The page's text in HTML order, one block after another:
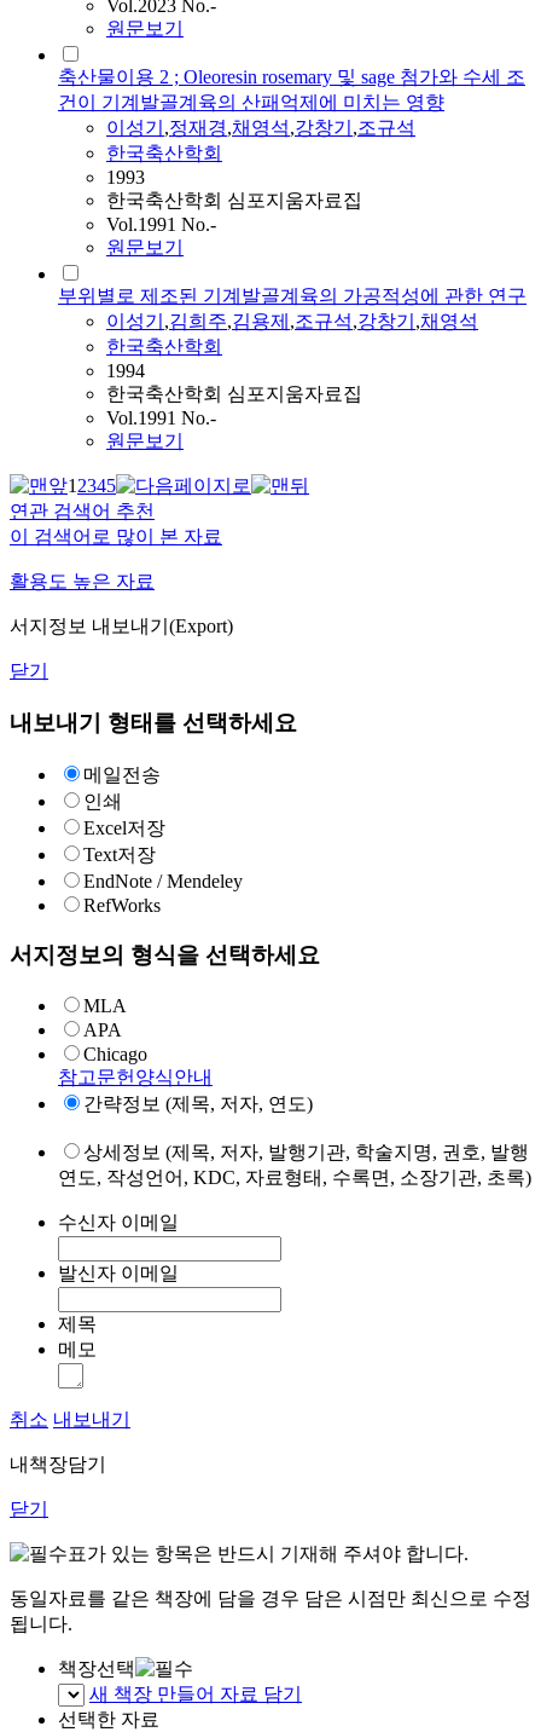
Vol.2023 No.-
원문보기
축산물이용 2 ; Oleoresin rosemary 및 sage 첨가와 수세 조
건이 기계발골계육의 산패억제에 미치는 영향
이성기 ,정재경,채영석,강창기 ,조규석
한국축산학회
1993
한국축산학회 심포지움자료집
Vol.1991 No.-
원문보기
부위별로 제조된 기계발골계육의 가공적성에 관한 연구
이성기 ,김희주,김용제 ,조규석,강창기 ,채영석
한국축산학회
1994
한국축산학회 심포지움자료집
Vol.1991 No.-
원문보기
12345
연관 검색어 추천
이 검색어로 많이 본 자료
활용도 높은 자료
서지정보 내보내기(Export)
닫기
내보내기 형태를 선택하세요
메일전송
인쇄
Excel저장
Text저장
EndNote / Mendeley
RefWorks
서지정보의 형식을 선택하세요
MLA
APA
Chicago
참고문헌양식안내
간략정보 (제목, 저자, 연도)
상세정보 (제목, 저자, 발행기관, 학술지명, 권호, 발행
연도, 작성언어, KDC, 자료형태, 수록면, 소장기관, 초록)
수신자 이메일
발신자 이메일
제목
메모
취소 내보내기
내책장담기
닫기
표가 있는 항목은 반드시 기재해 주셔야 합니다.
동일자료를 같은 책장에 담을 경우 담은 시점만 최신으로 수정
됩니다.
책장선택
새 책장 만들어 자료 담기
선택한 자료